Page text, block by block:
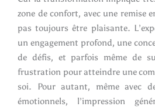
zone de confort, avec une remise
pas toujours être plaisante.
un engagement profond, une
de défis, et parfois même de
frustration pour atteindre une
soi. Pour autant, même avec
émotionnels, l’impression